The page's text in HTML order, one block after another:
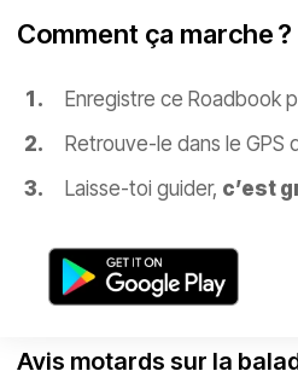
Comment ça marche ?
Enregistre ce Roadbook
Retrouve-le dans le GPS
Laisse-toi guider, c’est
Avis motards sur la